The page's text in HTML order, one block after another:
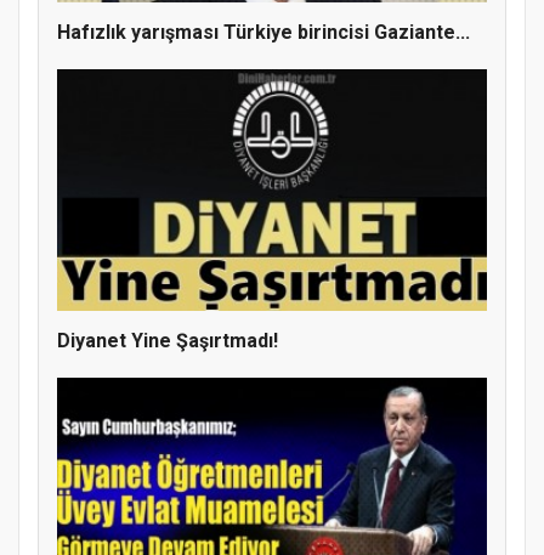
Hafızlık yarışması Türkiye birincisi Gaziante...
Diyanet Yine Şaşırtmadı!